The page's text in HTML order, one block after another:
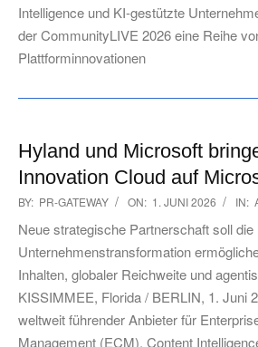
Intelligence und KI-gestützte
der CommunityLIVE 2026 eine Reihe
Plattforminnovationen
Hyland und Microsoft
Innovation Cloud auf
2026-
06-
01
BY: PR-GATEWAY ON: 1. JUNI 2026 IN:
Neue strategische Partnerschaft soll
Unternehmenstransformation
Inhalten, globaler Reichweite und
KISSIMMEE, Florida / BERLIN, 1. Juni
weltweit führender Anbieter für
Management (ECM), Content